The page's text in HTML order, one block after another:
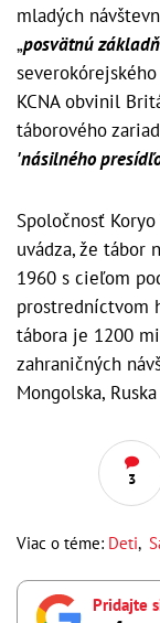
mladých
„posvätnú
KCNA obvinil
táborového
'násilného
Spoločnosť
uvádza, že tábor
1960 s cieľom
prostredníctvom
tábora je 1200
zahraničných
Mongolska,
3
Viac o téme: Deti,
Pridajte